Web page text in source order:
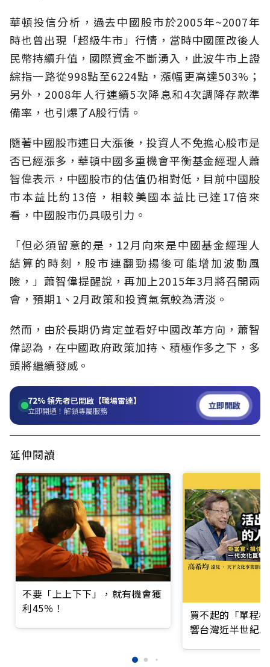
華頓投信分析，過去中國股市於2005年~2007年
時也曾出現「超級牛市」行情，當時中國匯改後人
民幣持續升值，國際資金不斷湧入，此波牛市上證
綜指一路從998點至6224點，漲幅更高達503%；
另外，2008年人行連續5次降息和4次調降存款準
備率，也引爆了A股行情。
隨著中國股市連日大漲後，投資人不免擔心股市是
否已經漲多，華頓中國多重機會平衡基金經理人蕭
智偉表示，中國股市的估值仍相對低，目前中國股
市本益比約13倍，相較美國本益比已達17倍來
看，中國股市仍具吸引力。
「但必須留意的是，12月向來是中國基金經理人
結算的時刻，股市連翻勁揚後可能增加波動風
險，」蕭智偉提醒說，再加上2015年3月將召開兩
會，預期1、2月政策和投資氣氛較為清淡。
然而，由於長期仍肯定並看好中國改革方向，蕭智
偉認為，在中國政府政策加持、積極作多之下，多
頭將繼續發威。
72%領先者已開啟【職場雷達】
立即開通！解鎖專屬服務 立即開啟
延伸閱讀
不要「上上下下」，就有機會獲
利45％！
買不起的「單程
響台灣近半世紀